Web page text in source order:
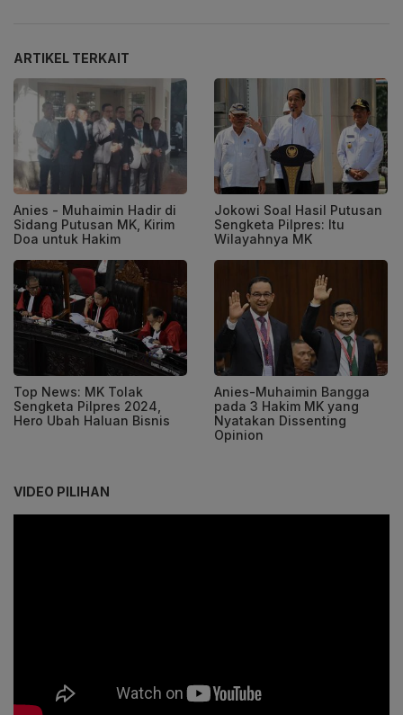
ARTIKEL TERKAIT
Anies - Muhaimin Hadir di
Sidang Putusan MK, Kirim
Doa untuk Hakim
Jokowi Soal Hasil Putusan
Sengketa Pilpres: Itu
Wilayahnya MK
Top News: MK Tolak
Sengketa Pilpres 2024,
Hero Ubah Haluan Bisnis
Anies-Muhaimin Bangga
pada 3 Hakim MK yang
Nyatakan Dissenting
Opinion
VIDEO PILIHAN